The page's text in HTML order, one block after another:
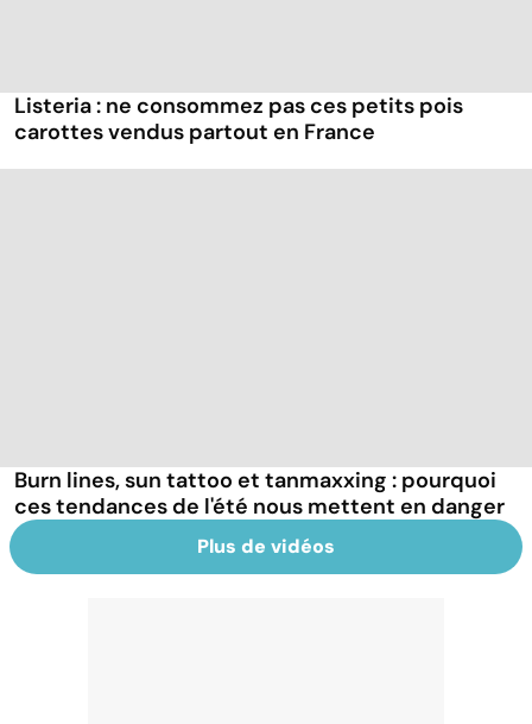
Listeria : ne consommez pas ces petits pois
carottes vendus partout en France
Burn lines, sun tattoo et tanmaxxing : pourquoi
ces tendances de l'été nous mettent en danger
Plus de vidéos